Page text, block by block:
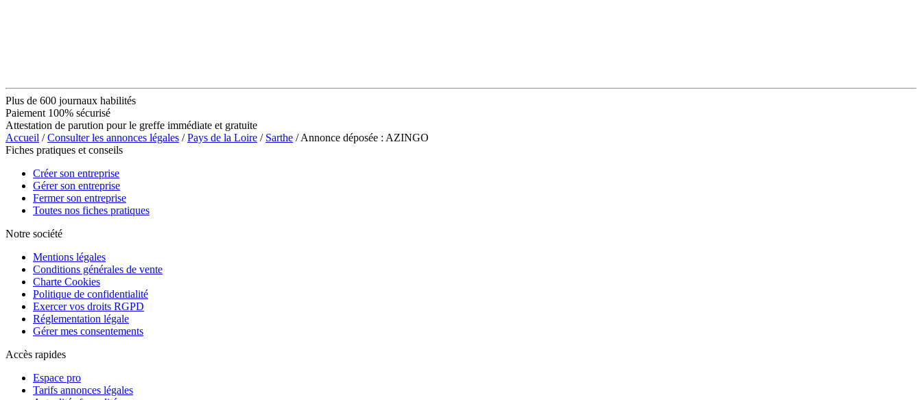
Plus de 600 journaux habilités
Paiement 100% sécurisé
Attestation de parution pour le greffe immédiate et gratuite
Accueil /Consulter les annonces légales /Pays de la Loire / Sarthe / Annonce déposée : AZINGO
Fiches pratiques et conseils
Créer son entreprise
Gérer son entreprise
Fermer son entreprise
Toutes nos fiches pratiques
Notre société
Mentions légales
Conditions générales de vente
Charte Cookies
Politique de confidentialité
Exercer vos droits RGPD
Réglementation légale
Gérer mes consentements
Accès rapides
Espace pro
Tarifs annonces légales